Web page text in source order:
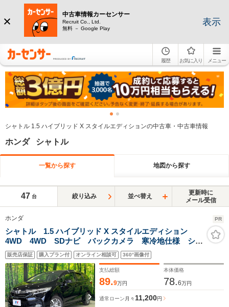
中古車情報カーセンサー
Recruit Co., Ltd.
無料 － Google Play
表示
履歴 お気に入り メニュー
シャトル 1.5 ハイブリッド X スタイルエディションの中古車・中古車情報
ホンダ シャトル
一覧から探す 地図から探す
47 台 絞り込み 並べ替え
更新時に
メール受信
ホンダ PR
シャトル 1.5 ハイブリッド X スタイルエディション
4WD 4WD SDナビ バックカメラ 寒冷地仕様 シテ
ィブレーキアクティブシステム サ禁煙車 スマートキ
ー ETC クルコン オートライト オートエアコン
15インチAW Bluetooth再生
販売店保証 購入プラン付 オンライン相談可 360°画像付
支払総額
89.9万円
本体価格
78.6万円
通常ローン 月々11,200円